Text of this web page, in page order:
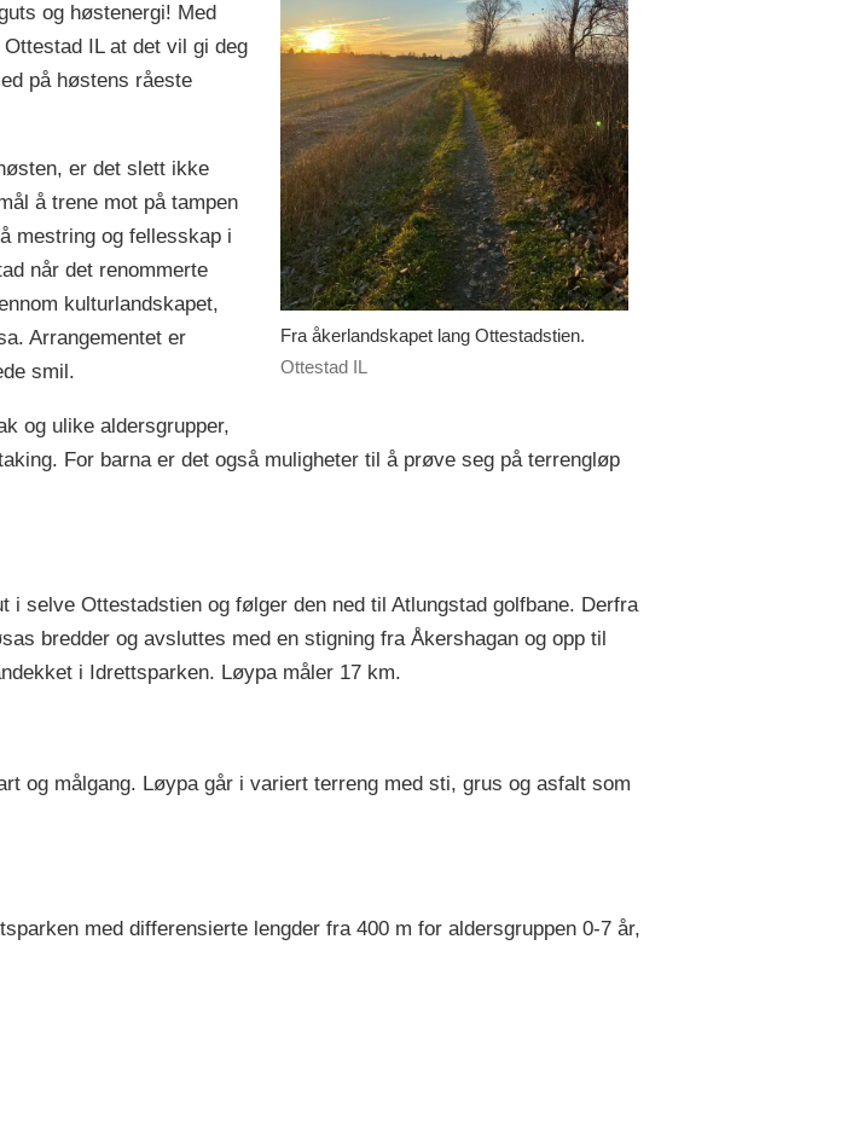
Fra åkerlandskapet lang Ottestadstien.
Ottestad IL
og høstenergi! Med
IL at det vil gi deg
på høstens råeste
er det slett ikke
å trene mot på tampen
mestring og fellesskap i
når det renommerte
kulturlandskapet,
Arrangementet er
smil.
og ulike aldersgrupper,
For barna er det også muligheter til å prøve seg på terrengløp
selve Ottestadstien og følger den ned til Atlungstad golfbane. Derfra
bredder og avsluttes med en stigning fra Åkershagan og opp til
i Idrettsparken. Løypa måler 17 km.
og målgang. Løypa går i variert terreng med sti, grus og asfalt som
med differensierte lengder fra 400 m for aldersgruppen 0-7 år,